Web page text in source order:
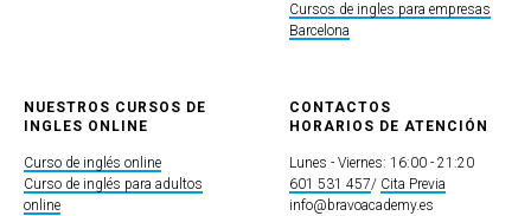
Cursos de ingles para empresas
Barcelona
NUESTROS CURSOS DE
INGLES ONLINE
Curso de inglés online
Curso de inglés para adultos
online
CONTACTOS
HORARIOS DE ATENCIÓN
Lunes - Viernes: 16:00 - 21:20
601 531 457/ Cita Previa
info@bravoacademy.es